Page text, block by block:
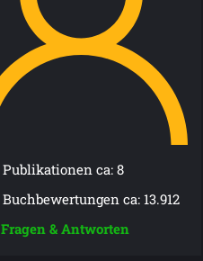
Publikationen ca: 8
Buchbewertungen ca: 13.912
Fragen & Antworten